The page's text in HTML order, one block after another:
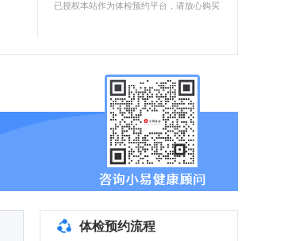
已授权本站作为体检预约平台，请放心购买
体检预约流程